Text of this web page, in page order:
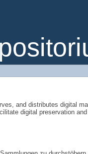
and distributes digital
digital preservation